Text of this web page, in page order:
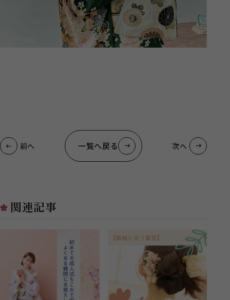
前へ 一覧へ戻る 次へ
関連記事